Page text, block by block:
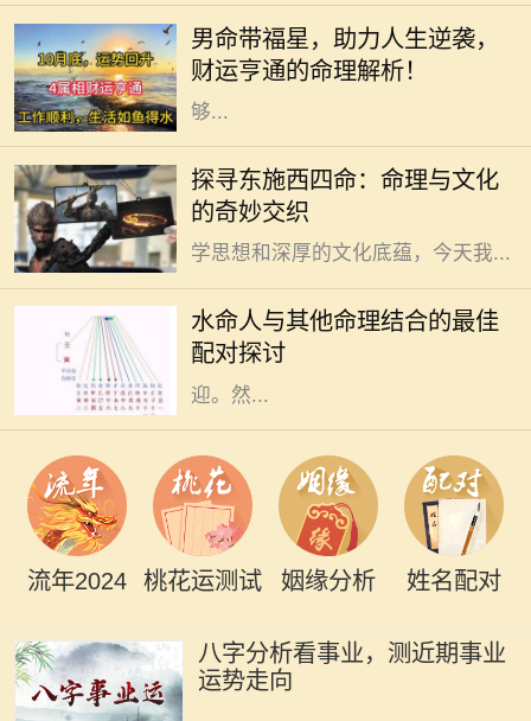
男命带福星，助力人生逆袭，
财运亨通的命理解析！
认为是一种吉祥的命格，这种命格的
人往往能够在生活中享受到许多意想
不到的好运和福气。福星是指那些能
够...
探寻东施西四命：命理与文化
的奇妙交织
在中国古老的命理文化中，“东施”和
“西四命”这两个概念常常引起人们的
好奇。这些术语背后蕴藏着丰富的哲
学思想和深厚的文化底蕴，今天我...
水命人与其他命理结合的最佳
配对探讨
水命的人在五行中象征着智慧与流
动，具有灵活应变的特性。他们通常
性情温和，富有同情心，善于倾听与
理解他人，因此在社交圈中颇受欢
迎。然...
流年2024 桃花运测试 姻缘分析 姓名配对
八字分析看事业，测近期事业
运势走向